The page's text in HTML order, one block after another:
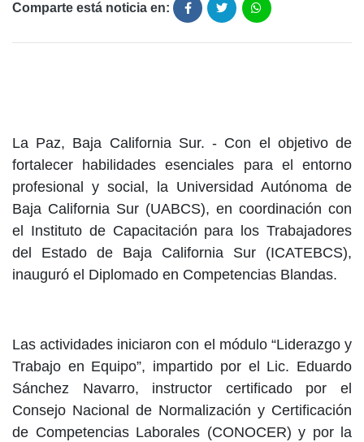
Comparte está noticia en:
La Paz, Baja California Sur. - Con el objetivo de
fortalecer habilidades esenciales para el entorno
profesional y social, la Universidad Autónoma de
Baja California Sur (UABCS), en coordinación con
el Instituto de Capacitación para los Trabajadores
del Estado de Baja California Sur (ICATEBCS),
inauguró el Diplomado en Competencias Blandas.
Las actividades iniciaron con el módulo “Liderazgo y
Trabajo en Equipo”, impartido por el Lic. Eduardo
Sánchez Navarro, instructor certificado por el
Consejo Nacional de Normalización y Certificación
de Competencias Laborales (CONOCER) y por la